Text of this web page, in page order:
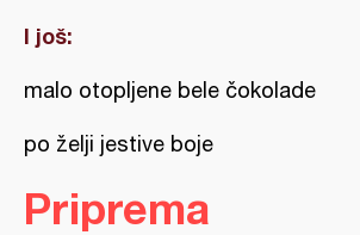
I još:
malo otopljene bele čokolade
po želji jestive boje
Priprema